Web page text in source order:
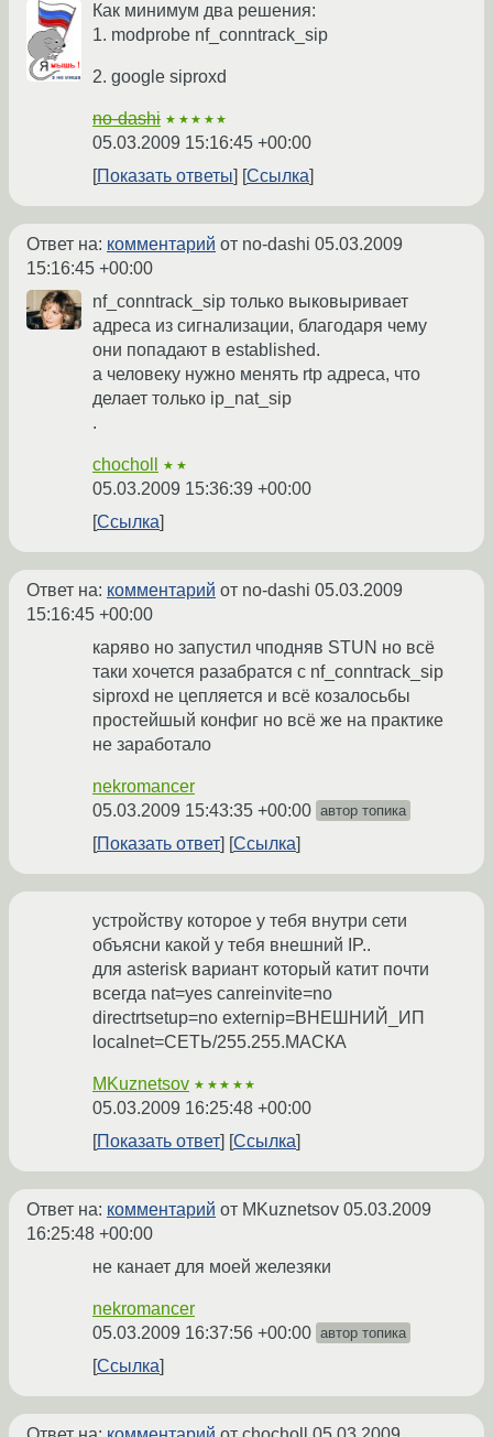
Как минимум два решения:
1. modprobe nf_conntrack_sip
2. google siproxd
no-dashi ★★★★★
05.03.2009 15:16:45 +00:00
Показать ответы
Ссылка
Ответ на: комментарий от no-dashi 05.03.2009
15:16:45 +00:00
nf_conntrack_sip только выковыривает
адреса из сигнализации, благодаря чему
они попадают в established.
а человеку нужно менять rtp адреса, что
делает только ip_nat_sip
.
chocholl ★★
05.03.2009 15:36:39 +00:00
Ссылка
Ответ на: комментарий от no-dashi 05.03.2009
15:16:45 +00:00
каряво но запустил чподняв STUN но всё
таки хочется разабратся с nf_conntrack_sip
siproxd не цепляется и всё козалосьбы
простейшый конфиг но всё же на практике
не заработало
nekromancer
05.03.2009 15:43:35 +00:00 автор топика
Показать ответ Ссылка
устройству которое у тебя внутри сети
объясни какой у тебя внешний IP..
для asterisk вариант который катит почти
всегда nat=yes canreinvite=no
directrtsetup=no externip=ВНЕШНИЙ_ИП
localnet=СЕТЬ/255.255.МАСКА
MKuznetsov ★★★★★
05.03.2009 16:25:48 +00:00
Показать ответ
Ссылка
Ответ на: комментарий от MKuznetsov 05.03.2009
16:25:48 +00:00
не канает для моей железяки
nekromancer
05.03.2009 16:37:56 +00:00 автор топика
Ссылка